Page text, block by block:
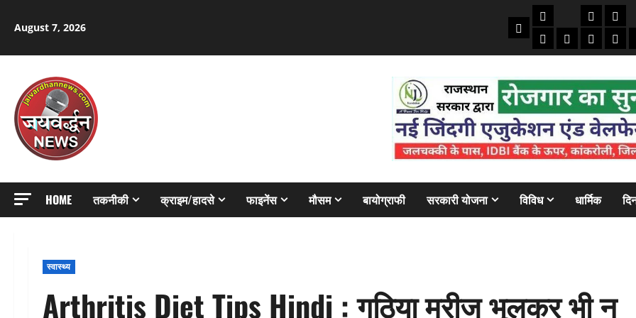
August 7, 2026 Home
तकनीकी
ऑटो
मोबाइल
क्राइम/
अजबबैंक
HOME तकनीकी क्राइम/हादसे फाइनेंस मौसम बायोग्राफी सरकारी योजना विविध धार्मिक
स्वास्थ्य
Arthritis Diet Tips Hindi : गठिया मरीज भूलकर भी न